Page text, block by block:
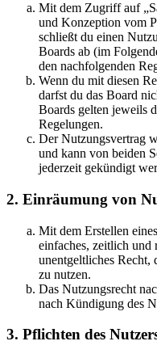
Mit dem Zugriff auf
und Konzeption vom
schließt du einen
Boards ab (im
den nachfolgenden
Wenn du mit diesen
darfst du das Board
Boards gelten jeweils
Regelungen.
Der Nutzungsvertrag
und kann von beiden
jederzeit gekündigt
2. Einräumung von
Mit dem Erstellen
einfaches, zeitlich und
unentgeltliches Recht,
zu nutzen.
Das Nutzungsrecht
nach Kündigung des
3. Pflichten des